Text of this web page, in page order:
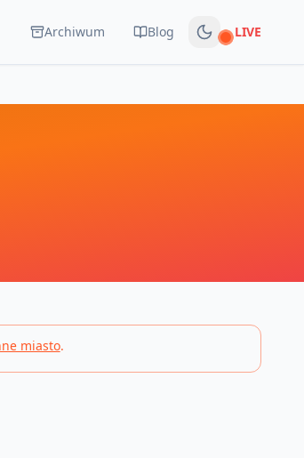
Archiwum Blog Na żywo
LIVE
miasto.